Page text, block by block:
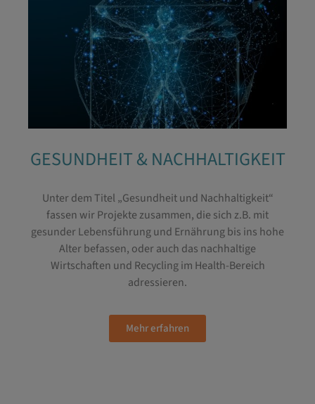
GESUNDHEIT & NACHHALTIGKEIT
Unter dem Titel „Gesundheit und Nachhaltigkeit“
fassen wir Projekte zusammen, die sich z.B. mit
gesunder Lebensführung und Ernährung bis ins hohe
Alter befassen, oder auch das nachhaltige
Wirtschaften und Recycling im Health-Bereich
adressieren.
Mehr erfahren